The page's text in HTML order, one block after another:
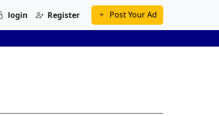
login Register Post Your Ad